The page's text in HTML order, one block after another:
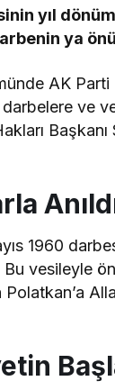
yıl
ya
AK Parti
ve
1960
vesileyle